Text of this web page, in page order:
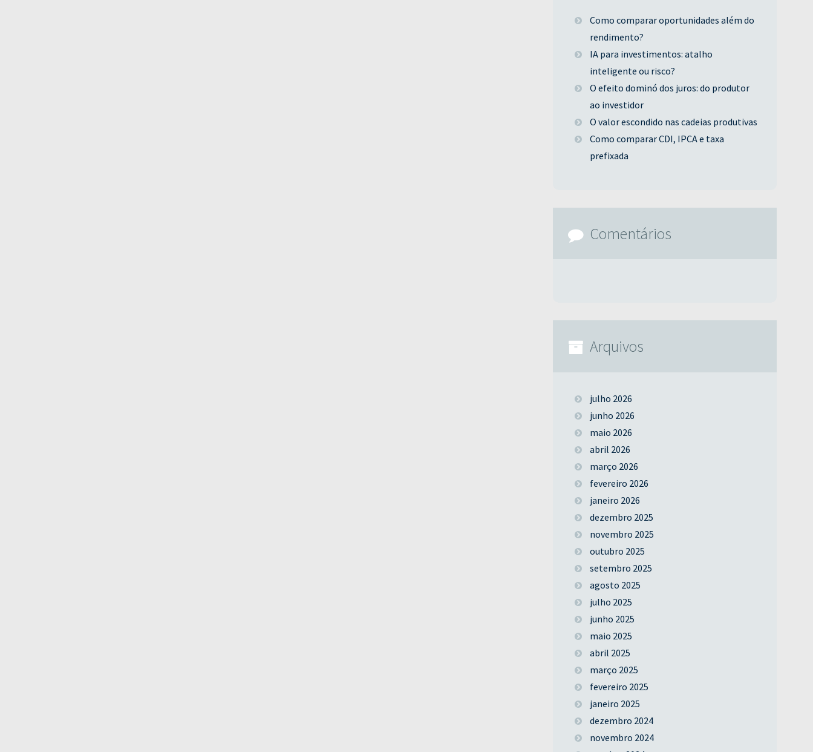
Como comparar oportunidades além do
rendimento?
IA para investimentos: atalho
inteligente ou risco?
O efeito dominó dos juros: do produtor
ao investidor
O valor escondido nas cadeias produtivas
Como comparar CDI, IPCA e taxa
prefixada
Comentários
Arquivos
julho 2026
junho 2026
maio 2026
abril 2026
março 2026
fevereiro 2026
janeiro 2026
dezembro 2025
novembro 2025
outubro 2025
setembro 2025
agosto 2025
julho 2025
junho 2025
maio 2025
abril 2025
março 2025
fevereiro 2025
janeiro 2025
dezembro 2024
novembro 2024